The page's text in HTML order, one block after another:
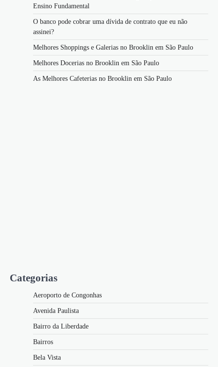
Ensino Fundamental
O banco pode cobrar uma dívida de contrato que eu não
assinei?
Melhores Shoppings e Galerias no Brooklin em São Paulo
Melhores Docerias no Brooklin em São Paulo
As Melhores Cafeterias no Brooklin em São Paulo
Categorias
Aeroporto de Congonhas
Avenida Paulista
Bairro da Liberdade
Bairros
Bela Vista